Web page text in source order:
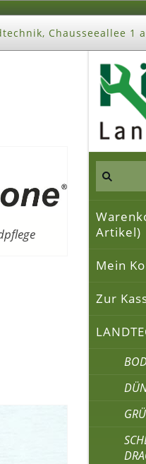
Chausseeallee 1
Artikel)
Mein
Zur